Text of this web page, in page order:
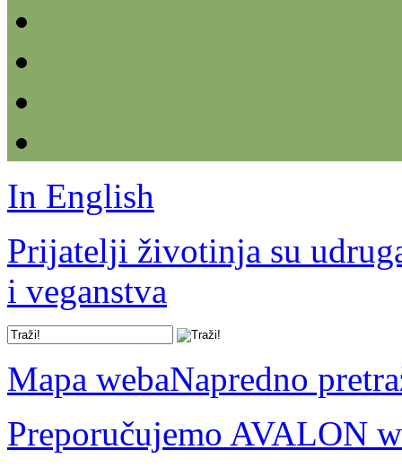
In English
Prijatelji životinja su
i veganstva
Mapa webaNapredno
Preporučujemo AVALON